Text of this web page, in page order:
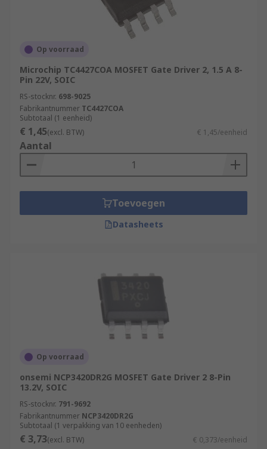
Op voorraad
Microchip TC4427COA MOSFET Gate Driver 2, 1.5 A 8-
Pin 22V, SOIC
RS-stocknr. 698-9025
Fabrikantnummer TC4427COA
Subtotaal (1 eenheid)
€ 1,45(excl. BTW) € 1,45/eenheid
Aantal
Toevoegen
Datasheets
Op voorraad
onsemi NCP3420DR2G MOSFET Gate Driver 2 8-Pin
13.2V, SOIC
RS-stocknr. 791-9692
Fabrikantnummer NCP3420DR2G
Subtotaal (1 verpakking van 10 eenheden)
€ 3,73(excl. BTW) € 0,373/eenheid